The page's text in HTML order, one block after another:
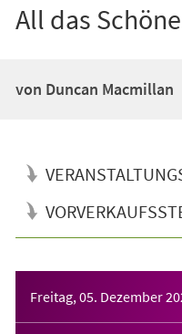
All das Schöne
von Duncan Macmillan
Freitag, 05. Dezember